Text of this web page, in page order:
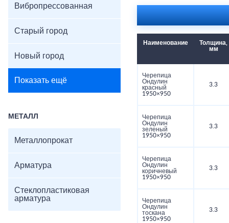
Вибропрессованная
Старый город
Новый город
Показать ещё
МЕТАЛЛ
Металлопрокат
Арматура
Стеклопластиковая
арматура
Наименование
Толщина,
мм
Черепица
Ондулин
красный
1950×950
3.3
Черепица
Ондулин
зеленый
1950×950
3.3
Черепица
Ондулин
коричневый
1950×950
3.3
Черепица
Ондулин
тоскана
1950×950
3.3